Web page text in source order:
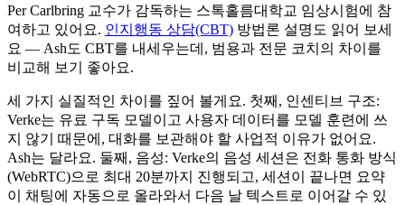
Per Carlbring 교수가 감독하는 스톡홀름대학교 임상시험에 참
여하고 있어요. 인지행동 상담(CBT) 방법론 설명도 읽어 보세
요 — Ash도 CBT를 내세우는데, 범용과 전문 코치의 차이를
비교해 보기 좋아요.
세 가지 실질적인 차이를 짚어 볼게요. 첫째, 인센티브 구조:
Verke는 유료 구독 모델이고 사용자 데이터를 모델 훈련에 쓰
지 않기 때문에, 대화를 보관해야 할 사업적 이유가 없어요.
Ash는 달라요. 둘째, 음성: Verke의 음성 세션은 전화 통화 방식
(WebRTC)으로 최대 20분까지 진행되고, 세션이 끝나면 요약
이 채팅에 자동으로 올라와서 다음 날 텍스트로 이어갈 수 있